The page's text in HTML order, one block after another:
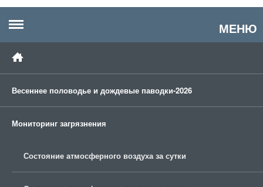
МЕНЮ
Весеннее половодье и дождевые паводки-2026
Мониторинг загрязнения
Состояние атмосферного воздуха за сутки